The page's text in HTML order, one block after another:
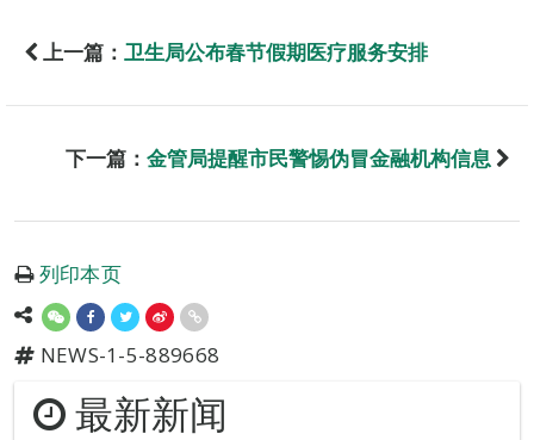
上一篇： 卫生局公布春节假期医疗服务安排
下一篇： 金管局提醒市民警惕伪冒金融机构信息
列印本页
NEWS-1-5-889668
最新新闻